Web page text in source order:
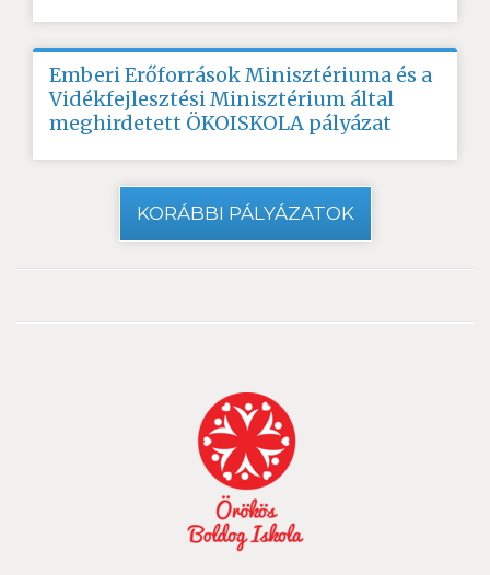
Emberi Erőforrások Minisztériuma és a
Vidékfejlesztési Minisztérium által
meghirdetett ÖKOISKOLA pályázat
KORÁBBI PÁLYÁZATOK